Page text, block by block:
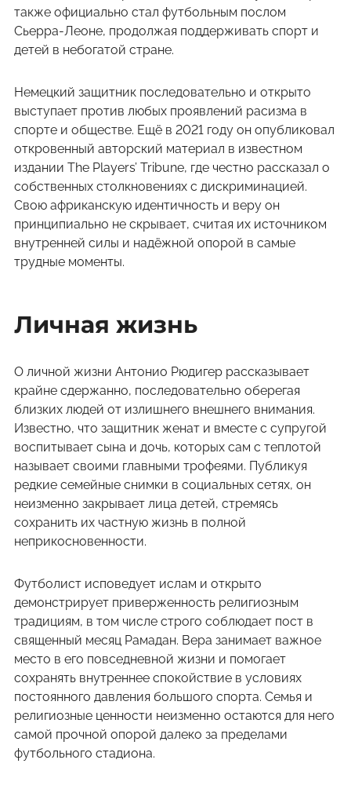
также официально стал футбольным послом
Сьерра-Леоне, продолжая поддерживать спорт и
детей в небогатой стране.
Немецкий защитник последовательно и открыто
выступает против любых проявлений расизма в
спорте и обществе. Ещё в 2021 году он опубликовал
откровенный авторский материал в известном
издании The Players’ Tribune, где честно рассказал о
собственных столкновениях с дискриминацией.
Свою африканскую идентичность и веру он
принципиально не скрывает, считая их источником
внутренней силы и надёжной опорой в самые
трудные моменты.
Личная жизнь
О личной жизни Антонио Рюдигер рассказывает
крайне сдержанно, последовательно оберегая
близких людей от излишнего внешнего внимания.
Известно, что защитник женат и вместе с супругой
воспитывает сына и дочь, которых сам с теплотой
называет своими главными трофеями. Публикуя
редкие семейные снимки в социальных сетях, он
неизменно закрывает лица детей, стремясь
сохранить их частную жизнь в полной
неприкосновенности.
Футболист исповедует ислам и открыто
демонстрирует приверженность религиозным
традициям, в том числе строго соблюдает пост в
священный месяц Рамадан. Вера занимает важное
место в его повседневной жизни и помогает
сохранять внутреннее спокойствие в условиях
постоянного давления большого спорта. Семья и
религиозные ценности неизменно остаются для него
самой прочной опорой далеко за пределами
футбольного стадиона.